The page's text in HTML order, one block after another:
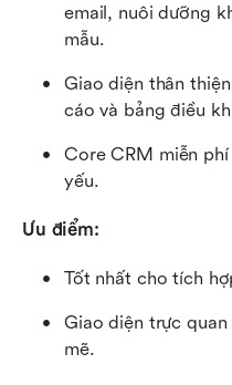
email, nuôi dưỡng
mẫu.
Giao diện thân
cáo và bảng điều
Core CRM miễn
yếu.
Ưu điểm:
Tốt nhất cho tích
Giao diện trực
mẽ.